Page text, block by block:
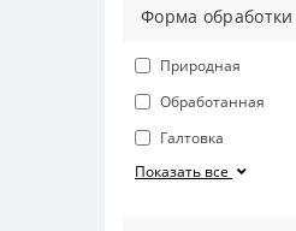
Форма обработки
Природная
Обработанная
Галтовка
Показать все